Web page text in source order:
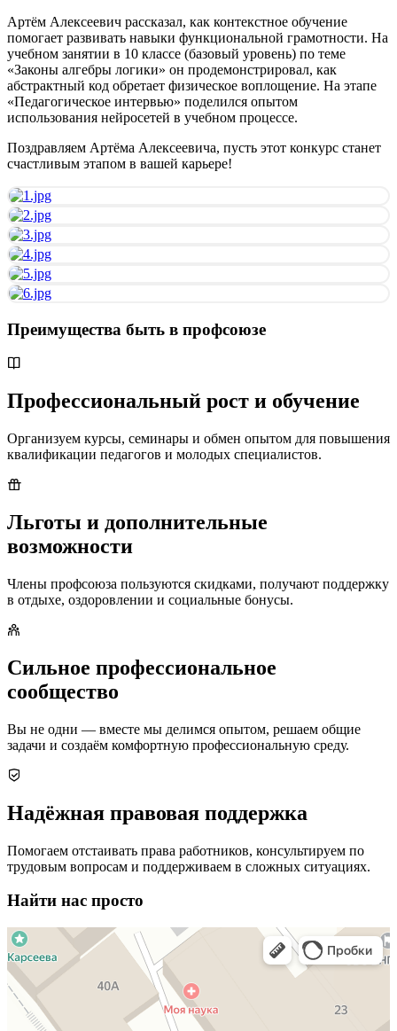
Артём Алексеевич рассказал, как контекстное обучение
помогает развивать навыки функциональной грамотности. На
учебном занятии в 10 классе (базовый уровень) по теме
«Законы алгебры логики» он продемонстрировал, как
абстрактный код обретает физическое воплощение. На этапе
«Педагогическое интервью» поделился опытом
использования нейросетей в учебном процессе.
Поздравляем Артёма Алексеевича, пусть этот конкурс станет
счастливым этапом в вашей карьере!
Преимущества быть в профсоюзе
Профессиональный рост и обучение
Организуем курсы, семинары и обмен опытом для повышения
квалификации педагогов и молодых специалистов.
Льготы и дополнительные
возможности
Члены профсоюза пользуются скидками, получают поддержку
в отдыхе, оздоровлении и социальные бонусы.
Сильное профессиональное
сообщество
Вы не одни — вместе мы делимся опытом, решаем общие
задачи и создаём комфортную профессиональную среду.
Надёжная правовая поддержка
Помогаем отстаивать права работников, консультируем по
трудовым вопросам и поддерживаем в сложных ситуациях.
Найти нас просто